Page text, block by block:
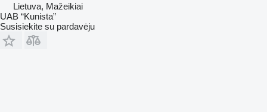
Lietuva, Mažeikiai
UAB “Kunista”
Susisiekite su pardavėju